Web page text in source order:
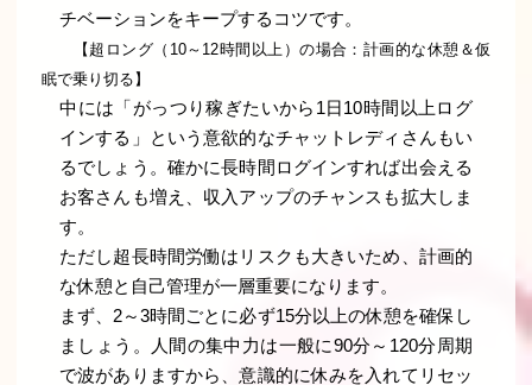
チベーションをキープするコツです。
【超ロング（10～12時間以上）の場合：計画的な休憩＆仮
眠で乗り切る】
中には「がっつり稼ぎたいから1日10時間以上ログ
インする」という意欲的なチャットレディさんもい
るでしょう。確かに長時間ログインすれば出会える
お客さんも増え、収入アップのチャンスも拡大しま
す。
ただし超長時間労働はリスクも大きいため、計画的
な休憩と自己管理が一層重要になります。
まず、2～3時間ごとに必ず15分以上の休憩を確保し
ましょう。人間の集中力は一般に90分～120分周期
で波がありますから、意識的に休みを入れてリセッ